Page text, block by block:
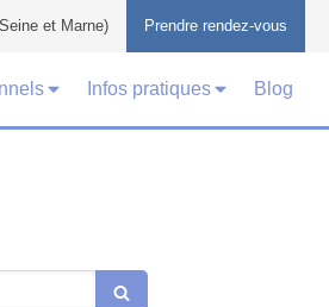
Prendre rendez-vous
et Marne)
Infos pratiques Blog